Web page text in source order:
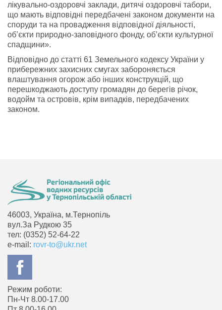
лікувально-оздоровчі заклади, дитячі оздоровчі табори,
що мають відповідні передбачені законом документи на
споруди та на провадження відповідної діяльності,
об’єкти природно-заповідного фонду, об’єкти культурної
спадщини».
Відповідно до статті 61 Земельного кодексу України у
прибережних захисних смугах забороняється
влаштування огорож або інших конструкцій, що
перешкоджають доступу громадян до берегів річок,
водойм та островів, крім випадків, передбачених
законом.
46003, Україна, м.Тернопіль
вул.За Рудкою 35
тел: (0352) 52-64-22
e-mail: rovr-to@ukr.net
Режим роботи:
Пн-Чт 8.00-17.00